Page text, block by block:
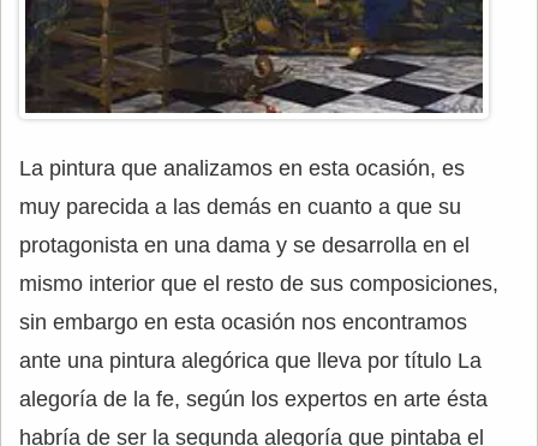
La pintura que analizamos en esta ocasión, es
muy parecida a las demás en cuanto a que su
protagonista en una dama y se desarrolla en el
mismo interior que el resto de sus composiciones,
sin embargo en esta ocasión nos encontramos
ante una pintura alegórica que lleva por título La
alegoría de la fe, según los expertos en arte ésta
habría de ser la segunda alegoría que pintaba el